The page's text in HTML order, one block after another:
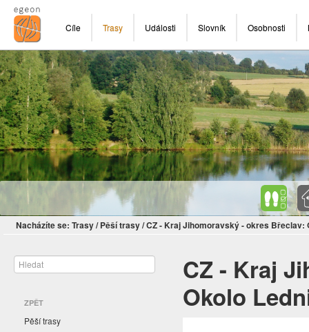
Cíle Trasy Události Slovník Osobnosti
Nacházíte se: Trasy/ Pěší trasy/CZ - Kraj Jihomoravský - okres Břeclav:
ZPĚT
Pěší trasy
CZ - Kraj
Okolo